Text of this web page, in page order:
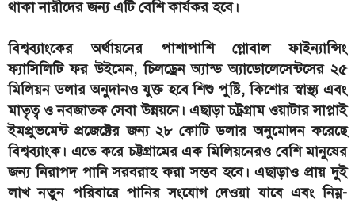
থাকা নারীদের জন্য এটি বেশি কার্যকর হবে।
বিশ্বব্যাংকের অর্থায়নের পাশাপাশি গ্লোবাল ফাইন্যান্সিং
ফ্যাসিলিটি ফর উইমেন, চিলড্রেন অ্যান্ড অ্যাডোলেসেন্টসের ২৫
মিলিয়ন ডলার অনুদানও যুক্ত হবে শিশু পুষ্টি, কিশোর স্বাস্থ্য এবং
মাতৃত্ব ও নবজাতক সেবা উন্নয়নে। এছাড়া চট্রগ্রাম ওয়াটার সাপ্লাই
ইমপ্রুভমেন্ট প্রজেক্টের জন্য ২৮ কোটি ডলার অনুমোদন করেছে
বিশ্বব্যাংক। এতে করে চট্টগ্রামের এক মিলিয়নেরও বেশি মানুষের
জন্য নিরাপদ পানি সরবরাহ করা সম্ভব হবে। এছাড়াও প্রায় দুই
লাখ নতুন পরিবারে পানির সংযোগ দেওয়া যাবে এবং নিম্ন-